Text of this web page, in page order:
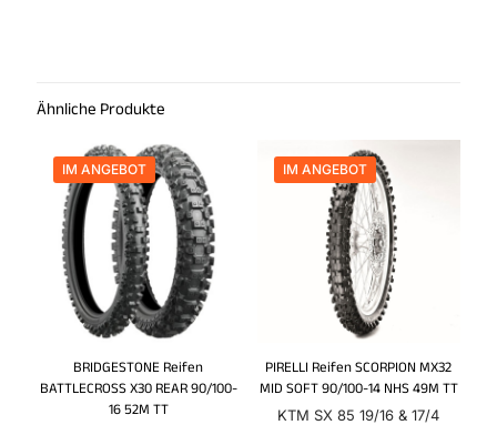
Ähnliche Produkte
IM ANGEBOT
BRIDGESTONE Reifen
BATTLECROSS X30 REAR 90/100-
16 52M TT
IM ANGEBOT
PIRELLI Reifen SCORPION MX32
MID SOFT 90/100-14 NHS 49M TT
KTM SX 85 19/16 & 17/4